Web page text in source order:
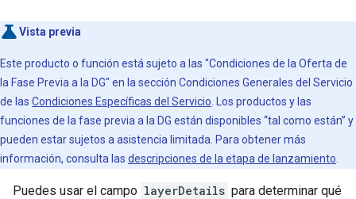
Vista previa
Este producto o función está sujeto a las "Condiciones de la Oferta de
la Fase Previa a la DG" en la sección Condiciones Generales del Servicio
de las Condiciones Específicas del Servicio . Los productos y las
funciones de la fase previa a la DG están disponibles “tal como están” y
pueden estar sujetos a asistencia limitada. Para obtener más
información, consulta las descripciones de la etapa de lanzamiento
Puedes usar el campo layerDetails para determinar qué